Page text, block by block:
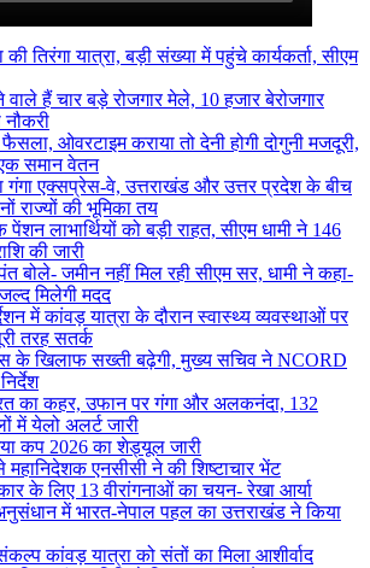
की तिरंगा यात्रा, बड़ी संख्या में पहुंचे कार्यकर्ता, सीएम
हैं चार बड़े रोजगार मेले, 10 हजार बेरोजगार
ओवरटाइम कराया तो देनी होगी दोगुनी मजदूरी,
समान वेतन
गंगा एक्सप्रेस-वे, उत्तराखंड और उत्तर प्रदेश के बीच
राज्यों की भूमिका तय
लाभार्थियों को बड़ी राहत, सीएम धामी ने 146
की जारी
बोले- जमीन नहीं मिल रही सीएम सर, धामी ने कहा-
मिलेगी मदद
में कांवड़ यात्रा के दौरान स्वास्थ्य व्यवस्थाओं पर
तरह सतर्क
के खिलाफ सख्ती बढ़ेगी, मुख्य सचिव ने NCORD
का कहर, उफान पर गंगा और अलकनंदा, 132
में येलो अलर्ट जारी
कप 2026 का शेड्यूल जारी
महानिदेशक एनसीसी ने की शिष्टाचार भेंट
के लिए 13 वीरांगनाओं का चयन- रेखा आर्या
में भारत-नेपाल पहल का उत्तराखंड ने किया
कांवड़ यात्रा को संतों का मिला आशीर्वाद